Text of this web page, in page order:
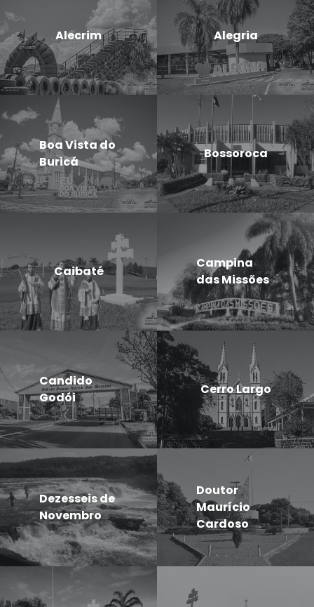
Alecrim Alegria
Boa Vista do
Buricá
Bossoroca
Caibaté
Campina
das Missões
Candido
Godói
Cerro Largo
Dezesseis de
Novembro
Doutor
Maurício
Cardoso